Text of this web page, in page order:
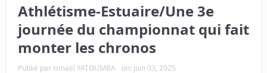
Athlétisme-Estuaire/Une 3e
journée du championnat qui fait
monter les chronos
Publié par Ismaël YATOUMBA on: juin 03, 2025